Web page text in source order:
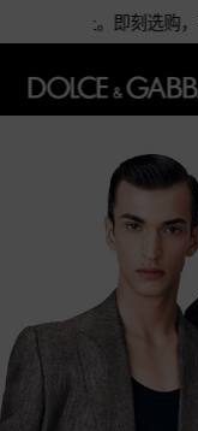
尊享花呗至高12期